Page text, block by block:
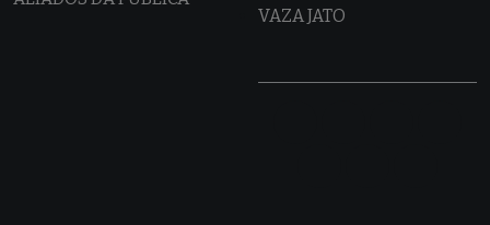
VAZA JATO